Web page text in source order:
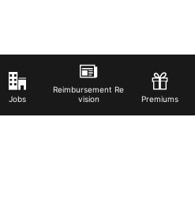
Jobs
Reimbursement Re
vision
Premiums